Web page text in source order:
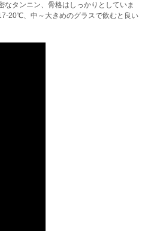
タンニン、骨格はしっかりとしていま
20℃、中～大きめのグラスで飲むと良い